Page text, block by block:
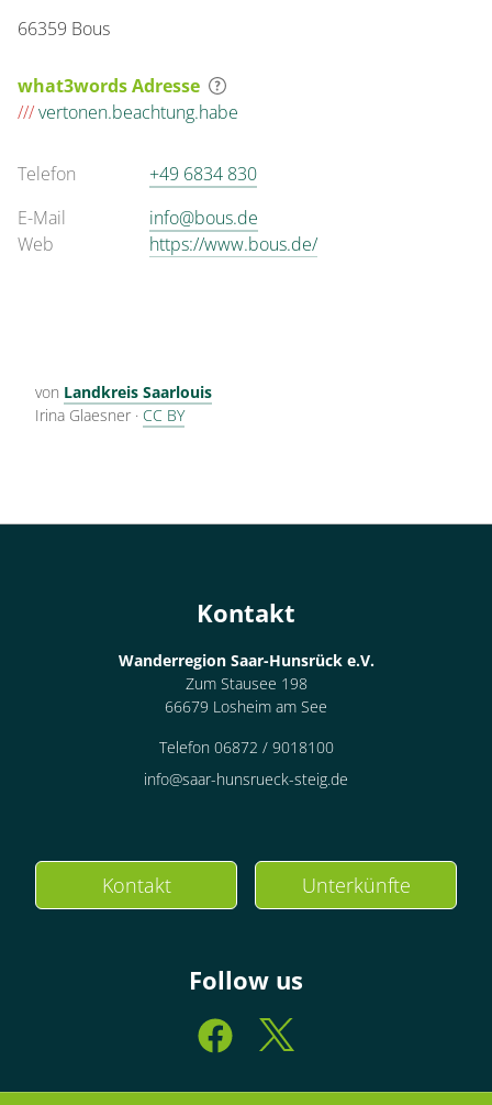
66359 Bous
what3words Adresse
///vertonen.beachtung.habe
Telefon
+49 6834 830
E-Mail
info@bous.de
Web
https://www.bous.de/
von Landkreis Saarlouis
Irina Glaesner · CC BY
Kontakt
Wanderregion Saar-Hunsrück e.V.
Zum Stausee 198
66679 Losheim am See
Telefon 06872 / 9018100
info@saar-hunsrueck-steig.de
Kontakt Unterkünfte
Follow us